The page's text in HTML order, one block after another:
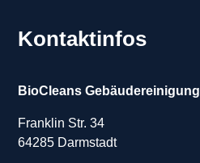
Kontaktinfos
BioCleans Gebäudereinigung
Franklin Str. 34
64285 Darmstadt